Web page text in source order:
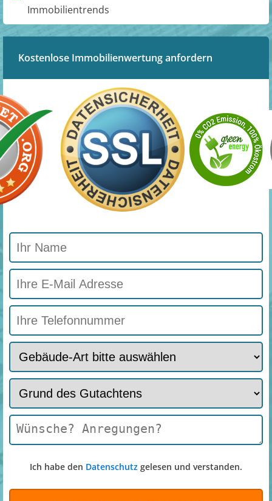
Immobilientrends
Kostenlose Immobilienwertung anfordern
Ich habe den Datenschutz gelesen und verstanden.